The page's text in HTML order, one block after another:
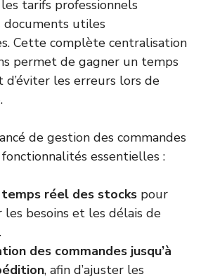
tarifs professionnels
documents utiles
Cette complète centralisation
permet de gagner un temps
d’éviter les erreurs lors de
de gestion des commandes
essentielles :
temps réel des stocks pour
les besoins et les délais de
des commandes jusqu’à
, afin d’ajuster les